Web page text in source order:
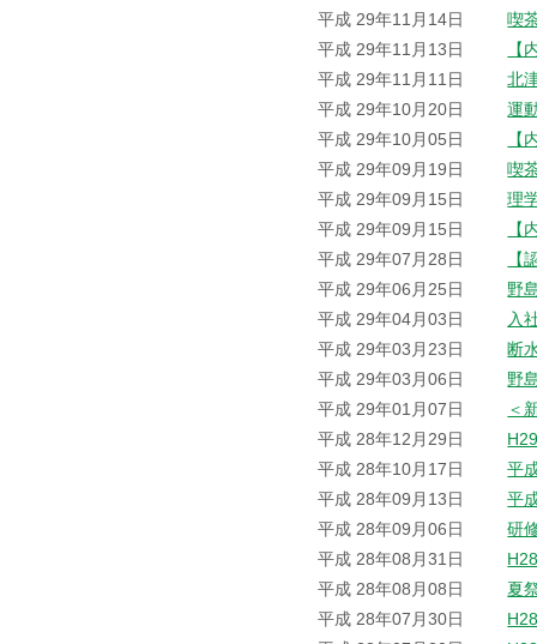
平成 29年11月14日
喫
平成 29年11月13日
【
平成 29年11月11日
北
平成 29年10月20日
運
平成 29年10月05日
【
平成 29年09月19日
喫
平成 29年09月15日
理
平成 29年09月15日
【
平成 29年07月28日
【
平成 29年06月25日
野
平成 29年04月03日
入
平成 29年03月23日
断
平成 29年03月06日
野
平成 29年01月07日
＜
平成 28年12月29日
平成 28年10月17日
平
平成 28年09月13日
平
平成 28年09月06日
研
平成 28年08月31日
平成 28年08月08日
夏
平成 28年07月30日